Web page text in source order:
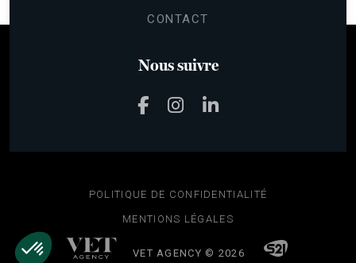
CONTACT
Nous suivre
POLITIQUE DE CONFIDENTIALITÉ
MENTIONS LÉGALES
VET AGENCY © 2026